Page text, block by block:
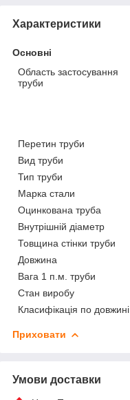
Характеристики
Основні
Область застосування
труби
Перетин труби
Вид труби
Тип труби
Марка стали
Оцинкована труба
Внутрішній діаметр
Товщина стінки труби
Довжина
Вага 1 п.м. труби
Стан виробу
Класифікація по довжині
Приховати
Умови доставки